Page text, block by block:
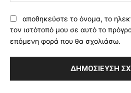
αποθηκεύστε το όνομα, το
τον ιστότοπό μου σε αυτό το
επόμενη φορά που θα σχολιάσω.